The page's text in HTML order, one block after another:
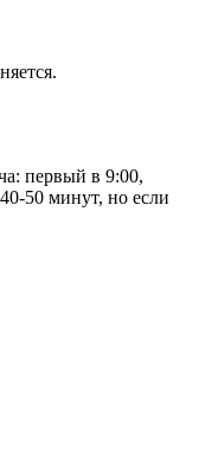
первый в 9:00,
50 минут, но если